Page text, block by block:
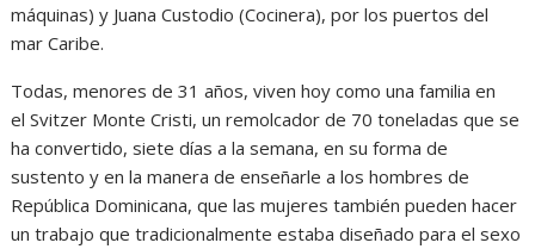
máquinas) y Juana Custodio (Cocinera), por los puertos del
mar Caribe.
Todas, menores de 31 años, viven hoy como una familia en
el Svitzer Monte Cristi, un remolcador de 70 toneladas que se
ha convertido, siete días a la semana, en su forma de
sustento y en la manera de enseñarle a los hombres de
República Dominicana, que las mujeres también pueden hacer
un trabajo que tradicionalmente estaba diseñado para el sexo